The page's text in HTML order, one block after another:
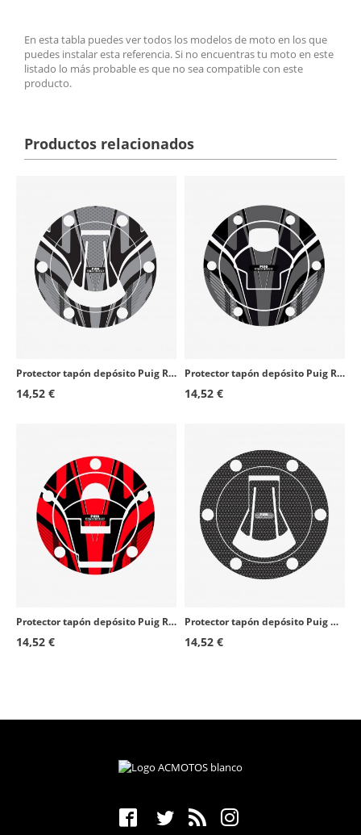
En esta tabla puedes ver todos los modelos de moto en los que
puedes instalar esta referencia. Si no encuentras tu moto en este
listado lo más probable es que no sea compatible con este
producto.
Productos relacionados
Protector tapón depósito Puig Radikal Gris 20614U para Aprilia RS 660 (21-26), RS125 (21-26), Tuono 660 (21-26)
14,52 €
Protector tapón depósito Puig Radikal Gris 6298U para varios modelos de BMW
14,52 €
Protector tapón depósito Puig Radikal Rojo 6304R para varios modelos de Ducati
14,52 €
Protector tapón depósito Puig Naked Gris 20613U para Aprilia RS 660 (21-26), RS125 (21-26), Tuono 660 (21-26)
14,52 €